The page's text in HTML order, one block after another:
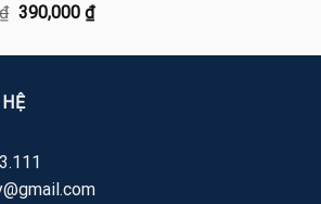
₫ Giá
là:
390,000 ₫Giá
tại